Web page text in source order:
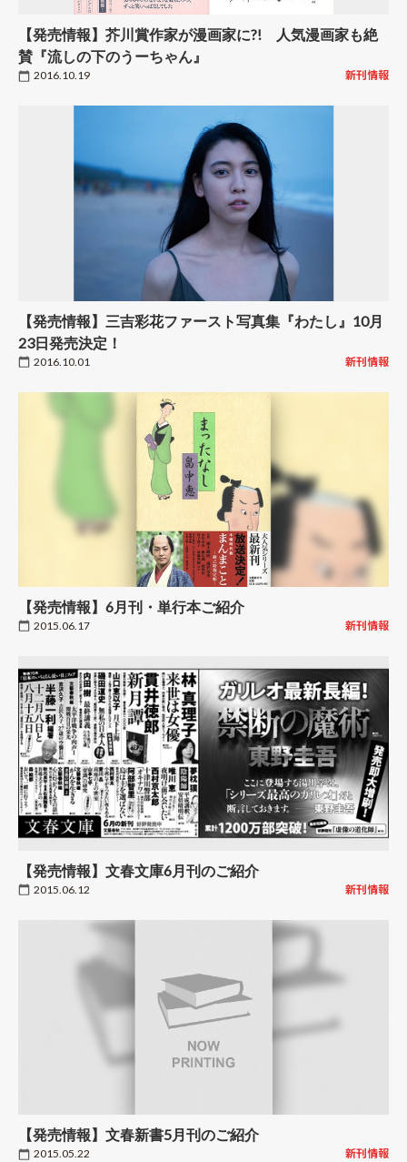
【発売情報】芥川賞作家が漫画家に?! 人気漫画家も絶
賛『流しの下のうーちゃん』
2016.10.19 新刊情報
【発売情報】三吉彩花ファースト写真集『わたし』10月
23日発売決定！
2016.10.01 新刊情報
【発売情報】6月刊・単行本ご紹介
2015.06.17 新刊情報
【発売情報】文春文庫6月刊のご紹介
2015.06.12 新刊情報
【発売情報】文春新書5月刊のご紹介
2015.05.22 新刊情報